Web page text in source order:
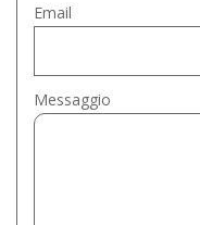
Email
Messaggio